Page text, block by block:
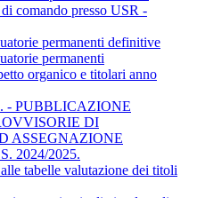
comando presso USR -
permanenti definitive
permanenti
organico e titolari anno
- PUBBLICAZIONE
DI
ASSEGNAZIONE
2024/2025.
tabelle valutazione dei titoli